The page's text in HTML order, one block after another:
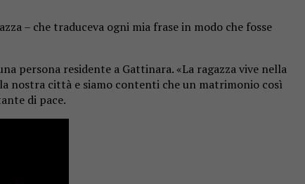
– che traduceva ogni mia frase in modo che fosse
persona residente a Gattinara. «La ragazza vive nella
nostra città e siamo contenti che un matrimonio così
di pace.